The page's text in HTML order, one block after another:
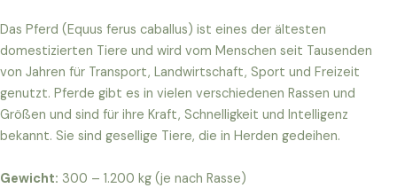
Das Pferd (Equus ferus caballus) ist eines der ältesten
domestizierten Tiere und wird vom Menschen seit Tausenden
von Jahren für Transport, Landwirtschaft, Sport und Freizeit
genutzt. Pferde gibt es in vielen verschiedenen Rassen und
Größen und sind für ihre Kraft, Schnelligkeit und Intelligenz
bekannt. Sie sind gesellige Tiere, die in Herden gedeihen.
Gewicht: 300 – 1.200 kg (je nach Rasse)